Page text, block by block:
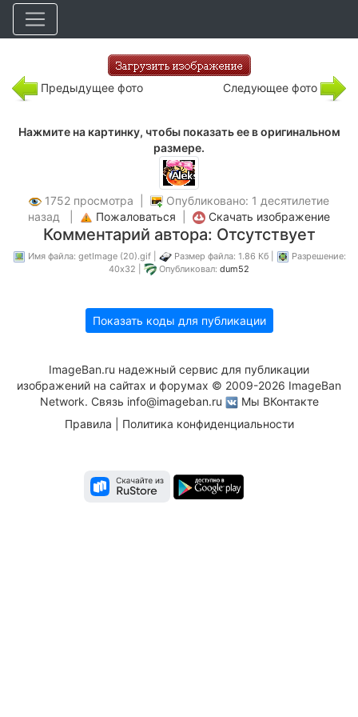
Предыдущее фото Следующее фото
Нажмите на картинку, чтобы показать ее в оригинальном
размере.
1752 просмотра |
Опубликовано: 1 десятилетие
назад |
Пожаловаться Скачать изображение
Комментарий автора: Отсутствует
Имя файла: getImage (20).gif | Размер файла: 1.86 Кб |
Разрешение:
40x32 |
Опубликовал: dum52
Показать коды для публикации
ImageBan.ru надежный сервис для публикации
изображений на сайтах и форумах © 2009-2026 ImageBan
Network. Связь info@imageban.ru
Мы ВКонтакте
Правила
Политика конфиденциальности